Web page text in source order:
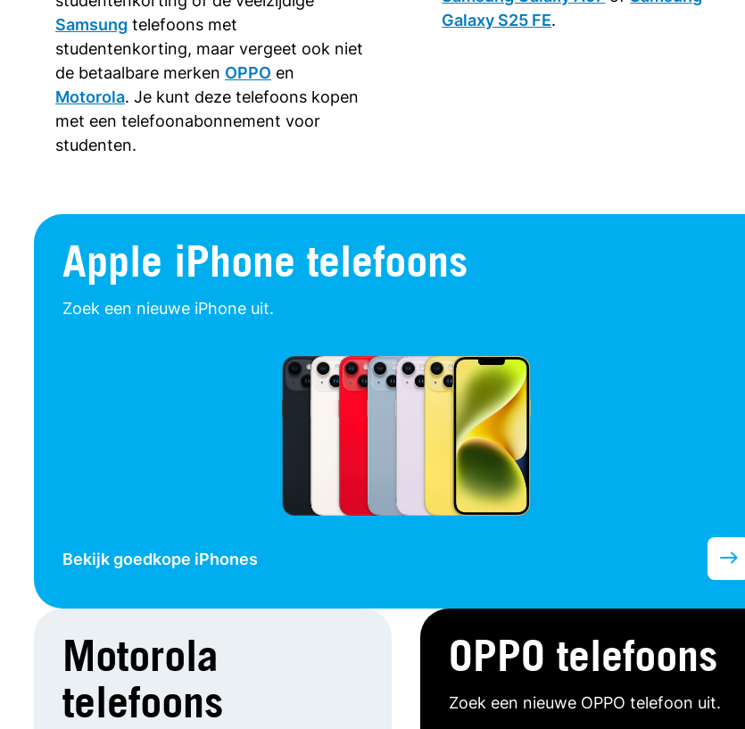
Samsung telefoons met
studentenkorting, maar vergeet ook niet
de betaalbare merken OPPO en
Motorola. Je kunt deze telefoons kopen
met een telefoonabonnement voor
studenten.
Galaxy S25 FE.
Apple iPhone telefoons
Zoek een nieuwe iPhone uit.
Bekijk goedkope iPhones
Motorola
telefoons
OPPO telefoons
Zoek een nieuwe OPPO telefoon uit.